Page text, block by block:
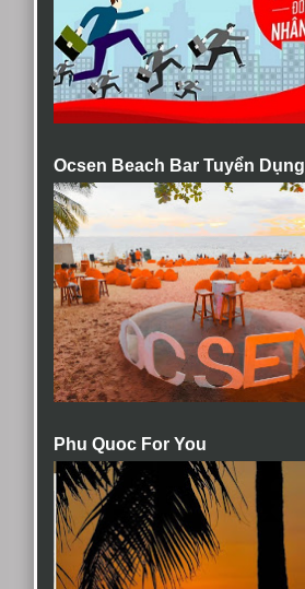
Ocsen Beach Bar Tuyển Dụng
Phu Quoc For You